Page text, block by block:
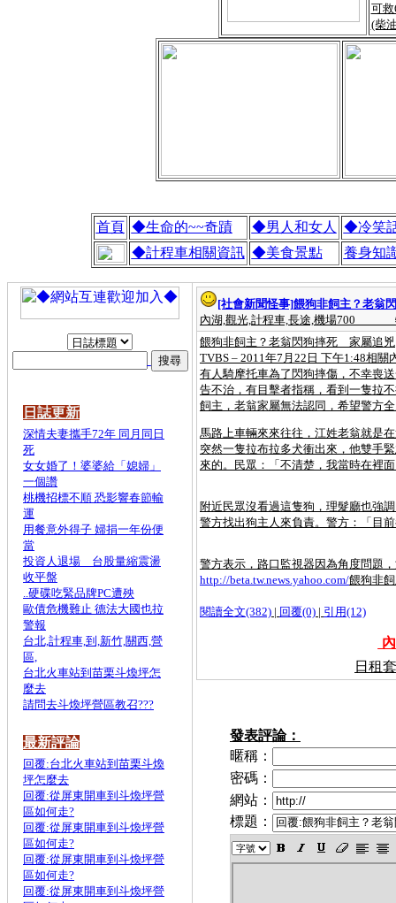
可
(柴
首頁 ◆生命的~~奇蹟 ◆男人和女人
◆冷笑
◆計程車相關資訊 ◆美食景點 養身知
日誌更新
深情夫妻攜手72年 同月同日
死
女女婚了！婆婆給「媳婦」
一個讚
桃機招標不順 恐影響春節輸
運
用餐意外得子 婦捐一年份便
當
投資人退場 台股量縮震盪
收平盤
..硬碟吃緊品牌PC遭殃
歐債危機難止 德法大國也拉
警報
台北,計程車,到,新竹,關西,營
區,
台北火車站到苗栗斗煥坪怎
麼去
請問去斗煥坪營區教召???
最新評論
回覆:台北火車站到苗栗斗煥
坪怎麼去
回覆:從屏東開車到斗煥坪營
區如何走?
回覆:從屏東開車到斗煥坪營
區如何走?
回覆:從屏東開車到斗煥坪營
區如何走?
回覆:從屏東開車到斗煥坪營
[社會新聞怪事]餵狗非飼主？老翁
內湖,觀光,計程車,長途,機場700
餵狗非飼主？老翁閃狗摔死 家屬追兇
TVBS – 2011年7月22日 下午1:48相
有人騎摩托車為了閃狗摔傷，不幸喪
告不治，有目擊者指稱，看到一隻拉
飼主，老翁家屬無法認同，希望警方
馬路上車輛來來往往，江姓老翁就是
突然一隻拉布拉多犬衝出來，他雙手
來的。民眾：「不清楚，我當時在裡
附近民眾沒看過這隻狗，理髮廳也強
警方找出狗主人來負責。警方：「目
警方表示，路口監視器因為角度問題
http://beta.tw.news.yahoo.com/餵狗非
閱讀全文(382) | 回覆(0) | 引用(12)
日租
發表評論：
暱稱：
密碼：
網站：
標題：